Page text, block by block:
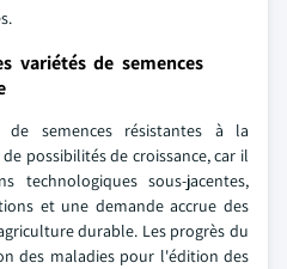
variétés de semences
de semences résistantes à la
possibilités de croissance, car il
technologiques sous-jacentes,
et une demande accrue des
durable. Les progrès du
des maladies pour l'édition des